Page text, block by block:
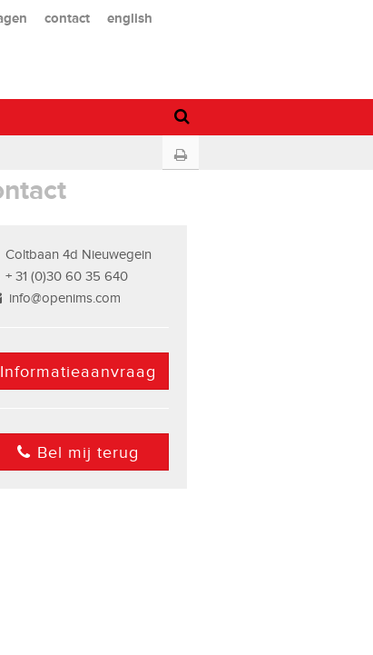
contact english
Coltbaan 4d Nieuwegein
+ 31 (0)30 60 35 640
info@openims.com
Informatieaanvraag
Bel mij terug